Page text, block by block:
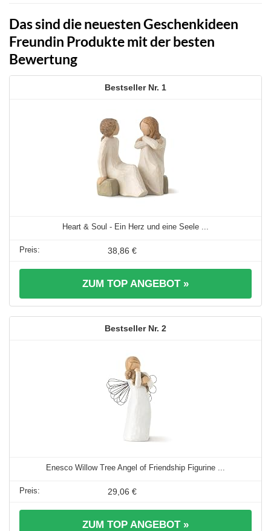
Das sind die neuesten Geschenkideen
Freundin Produkte mit der besten
Bewertung
1
Heart & Soul - Ein Herz und eine Seele ...
38,86 €
ZUM TOP ANGEBOT »
2
Enesco Willow Tree Angel of Friendship Figurine ...
29,06 €
ZUM TOP ANGEBOT »